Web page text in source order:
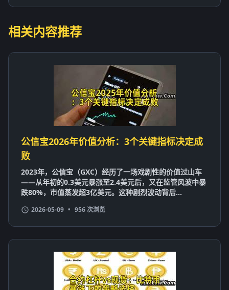
相关内容推荐
公信宝2026年价值分析：3个关键指标决定成
败
2023年，公信宝（GXC）经历了一场戏剧性的价值过山车
——从年初的0.3美元暴涨至2.4美元后，又在监管风波中暴
跌80%，市值蒸发超3亿美元。这种剧烈波动背后...
2026-05-09 • 956 次浏览